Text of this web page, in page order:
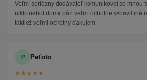
Veľmi seriózny dodávateľ komunikoval so mnou
nikto nebol doma pán veľmi ochotne vybavil iné
taktiež veľmi ochotný ďakujem
P Peťoto
★★★★★